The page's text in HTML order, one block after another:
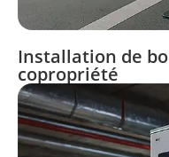
Installation de
copropriété